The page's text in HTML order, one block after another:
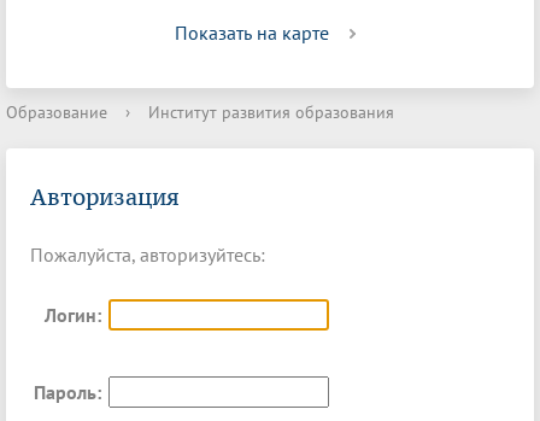
Показать на карте
Образование › Институт развития образования
Авторизация
Пожалуйста, авторизуйтесь:
Логин:
Пароль: